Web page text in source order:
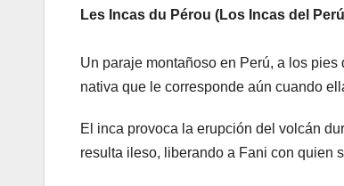
Les Incas du Pérou (Los Incas del
Un paraje montañoso en Perú, a los
nativa que le corresponde aún cuando
El inca provoca la erupción del volcán
resulta ileso, liberando a Fani con quien